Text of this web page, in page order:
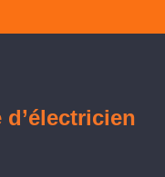
d’électricien